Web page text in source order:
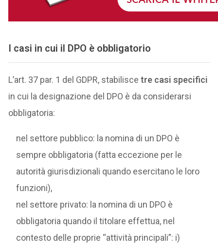
I casi in cui il DPO è obbligatorio
L’art. 37 par. 1 del GDPR, stabiliscetre casi specifici
in cui la designazione del DPO è da considerarsi
obbligatoria:
nel settore pubblico: la nomina di un DPO è
sempre obbligatoria (fatta eccezione per le
autorità giurisdizionali quando esercitano le loro
funzioni),
nel settore privato: la nomina di un DPO è
obbligatoria quando il titolare effettua, nel
contesto delle proprie “attività principali”: i)